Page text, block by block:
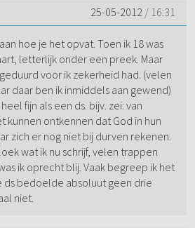
25-05-2012 / 16:31
hoe je het opvat. Toen ik 18 was
letterlijk onder een preek. Maar
voor ik zekerheid had. (velen
daar ben ik inmiddels aan gewend)
fijn als een ds. bijv. zei: van
kunnen ontkennen dat God in hun
zich er nog niet bij durven rekenen.
wat ik nu schrijf, velen trappen
ik oprecht blij. Vaak begreep ik het
ds bedoelde absoluut geen drie
niet.